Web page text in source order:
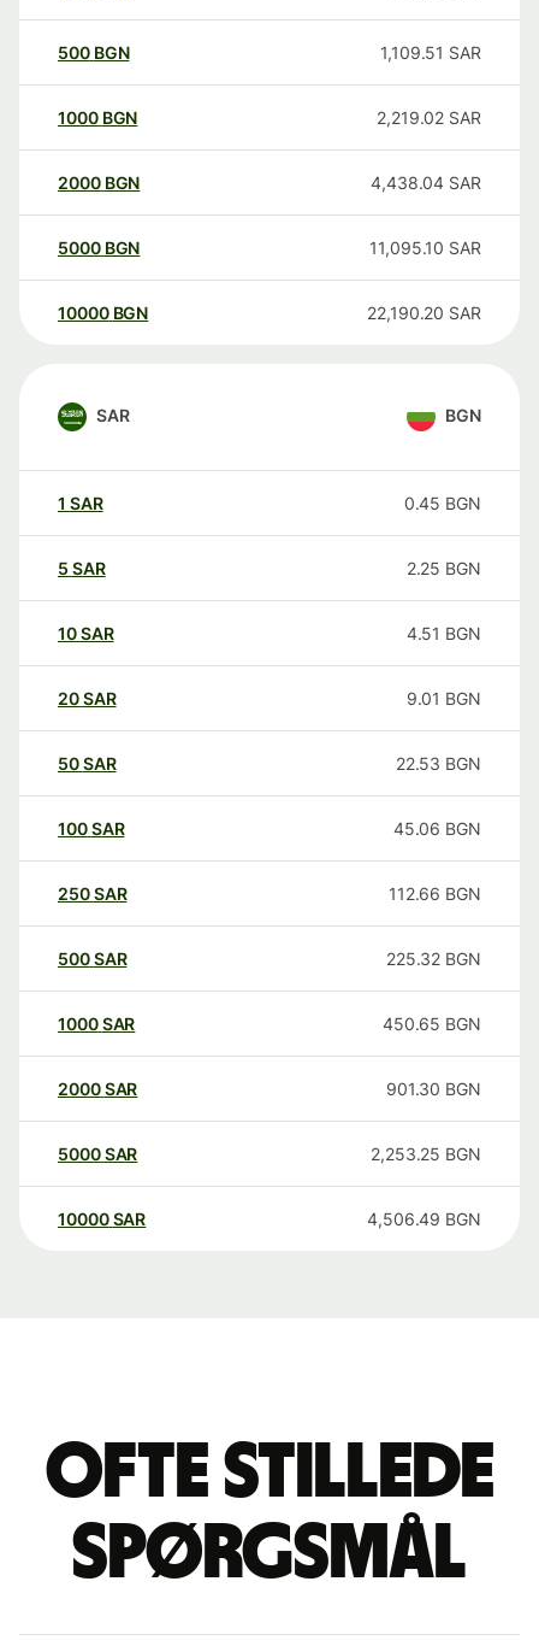
500 BGN 1,109.51 SAR
1000 BGN 2,219.02 SAR
2000 BGN 4,438.04 SAR
5000 BGN 11,095.10 SAR
10000 BGN 22,190.20 SAR
SAR BGN
1 SAR 0.45 BGN
5 SAR 2.25 BGN
10SAR 4.51 BGN
20SAR 9.01 BGN
50SAR 22.53 BGN
100SAR 45.06 BGN
250SAR 112.66 BGN
500SAR 225.32 BGN
1000SAR 450.65 BGN
2000SAR 901.30 BGN
5000SAR 2,253.25 BGN
10000 SAR 4,506.49 BGN
Ofte stillede
spørgsmål